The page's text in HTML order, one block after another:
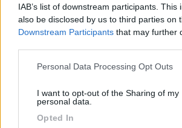
IAB’s list of downstream participants. This
also be disclosed by us to third parties on
Downstream Participants that may further
Please note that this website/app uses
not limited to your visit or usage
grant or deny consent to Google and its
use your data for below specified
Personal Data Processing Opt Outs
I want to opt-out of the Sharing of my
personal data.
Opted In
Cavallino (VE) - 7km
Via Fausta 407